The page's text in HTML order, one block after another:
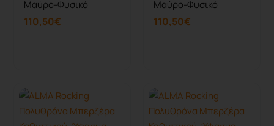
Μαύρο-Φυσικό
110,50€
Μαύρο-Φυσικό
110,50€